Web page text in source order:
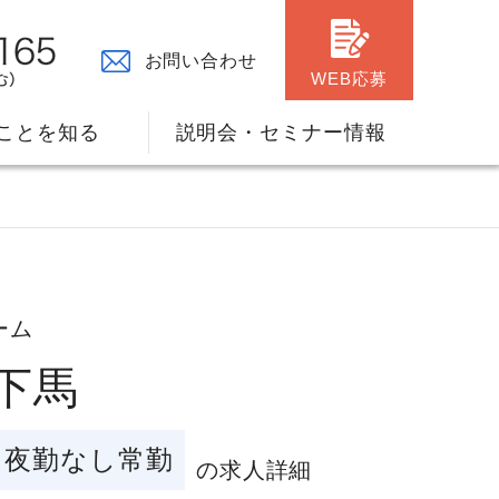
お問い合わせ
WEB応募
リアプランのサポート
とを知る
の原点
説明会・セミナー情報
ム
馬
夜勤なし常勤 の求人詳細